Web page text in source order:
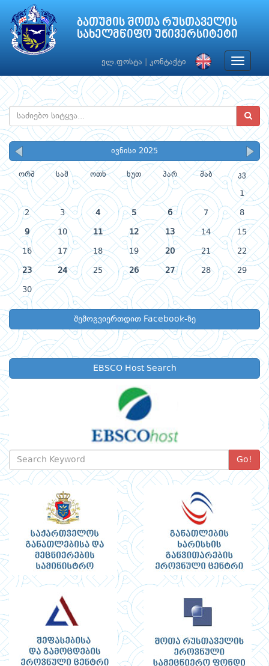
ბათუმის შოთა რუსთაველის
სახელმწიფო უნივერსიტეტი
ელ.ფოსტა კონტაქტი
Toggle
ივნისი 2025
ორშ სამ ოთხ ხუთ პარ შაბ კვ
1
2 3 4 5 6 7 8
9 10 11 12 13 14 15
16 17 18 19 20 21 22
23 24 25 26 27 28 29
30
შემოგვიერთდით Facebook-ზე
EBSCO Host Search
Go!